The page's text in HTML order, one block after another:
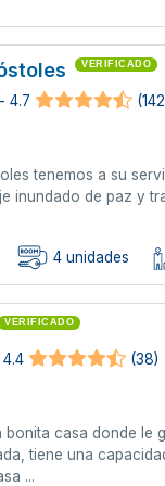
VERIFICADO
4.7
tenemos a su
inundado de paz y
4 unidades
VERIFICADO
(38)
bonita casa donde le
tiene una
...